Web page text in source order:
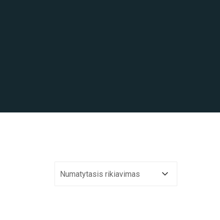
Numatytasis rikiavimas